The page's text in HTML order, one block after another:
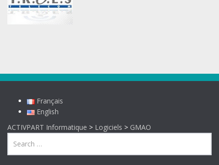
Français
English
ACTIVPART Informatique > Logiciels > GMAO